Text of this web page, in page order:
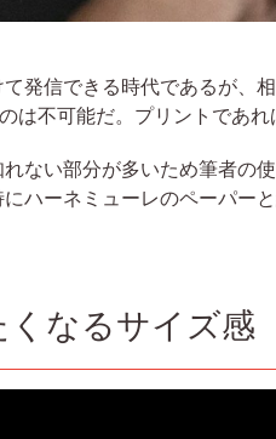
発信できる時代であるが、
は不可能だ。プリントであ
ない部分が多いため筆者の
ハーネミューレのペーパー
なるサイズ感